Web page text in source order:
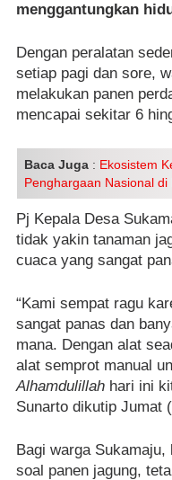
menggantungkan
Dengan peralatan
setiap pagi dan sore,
melakukan panen
mencapai sekitar 6
Baca Juga : Ekosistem
Penghargaan Nasional
Pj Kepala Desa
tidak yakin tanaman
cuaca yang sangat
“Kami sempat ragu
sangat panas dan
mana. Dengan alat
alat semprot manual
Alhamdulillah hari ini
Sunarto dikutip Jumat
Bagi warga
soal panen jagung,